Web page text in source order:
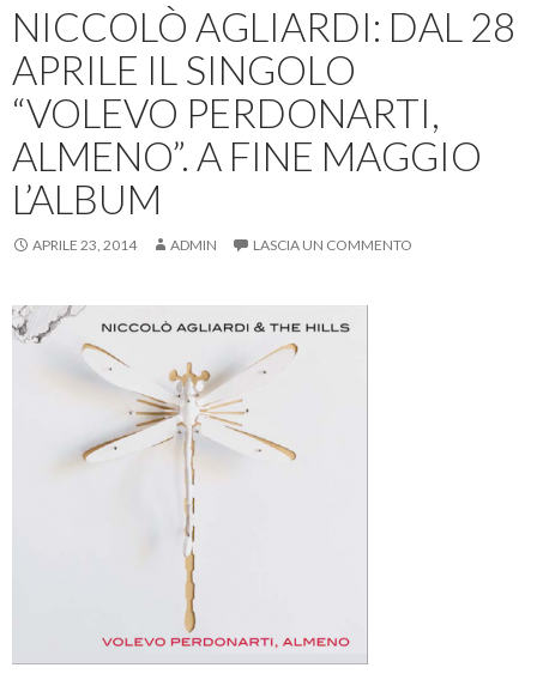
NICCOLÒ AGLIARDI: DAL 28
APRILE IL SINGOLO
“VOLEVO PERDONARTI,
ALMENO”. A FINE MAGGIO
L’ALBUM
APRILE 23, 2014 ADMIN LASCIA UN COMMENTO